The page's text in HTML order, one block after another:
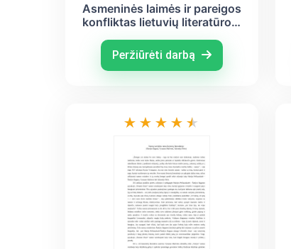
Asmeninės laimės ir pareigos
konfliktas lietuvių literatūroje
Vincas Mykolaitis-Putinas,
Justinas Marcinkevičius)
Peržiūrėti darbą